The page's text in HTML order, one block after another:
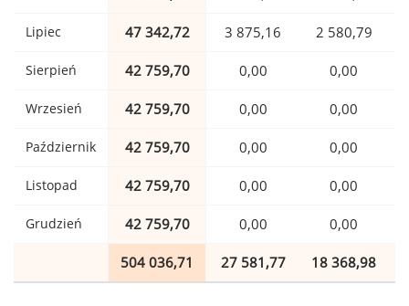
Lipiec 47 342,72 3 875,16 2 580,79
Sierpień 42 759,70 0,00 0,00
Wrzesień 42 759,70 0,00 0,00
Październik 42 759,70 0,00 0,00
Listopad 42 759,70 0,00 0,00
Grudzień 42 759,70 0,00 0,00
504 036,71 27 581,77 18 368,98